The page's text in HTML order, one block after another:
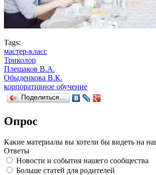
Tags:
мастер-класс
Триколор
Плешаков В.А.
Обыденкова В.К.
корпоративное обучение
Поделиться…
Опрос
Какие материалы вы хотели бы видеть на
Ответы
Новости и события нашего сообщества
Больше статей для родителей